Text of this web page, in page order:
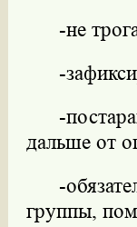
-не
-
-
дальше от
-
группы,